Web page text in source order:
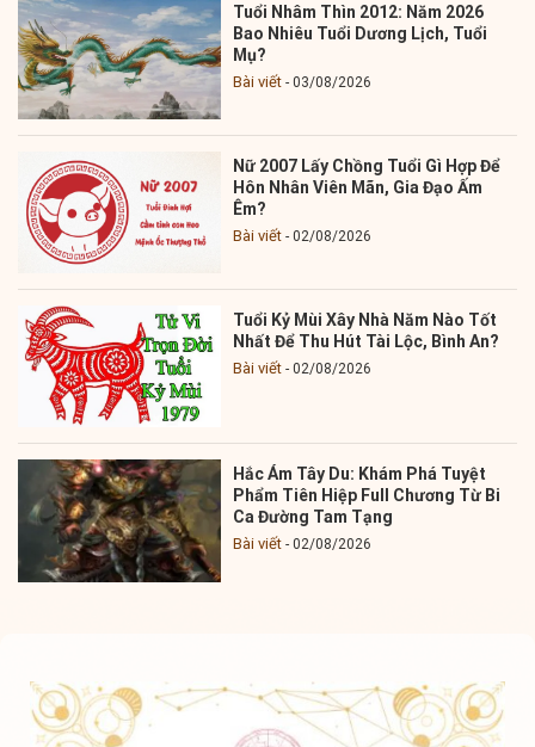
Tuổi Nhâm Thìn 2012: Năm 2026
Bao Nhiêu Tuổi Dương Lịch, Tuổi
Mụ?
Bài viết 03/08/2026
Nữ 2007 Lấy Chồng Tuổi Gì Hợp Để
Hôn Nhân Viên Mãn, Gia Đạo Ấm
Êm?
Bài viết 02/08/2026
Tuổi Kỷ Mùi Xây Nhà Năm Nào Tốt
Nhất Để Thu Hút Tài Lộc, Bình An?
Bài viết 02/08/2026
Hắc Ám Tây Du: Khám Phá Tuyệt
Phẩm Tiên Hiệp Full Chương Từ Bi
Ca Đường Tam Tạng
Bài viết 02/08/2026